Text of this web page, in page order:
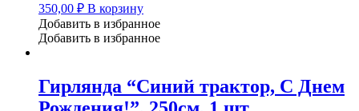
350,00 ₽ В корзину
Добавить в избранное
Добавить в избранное
Гирлянда “Синий трактор, С Днем